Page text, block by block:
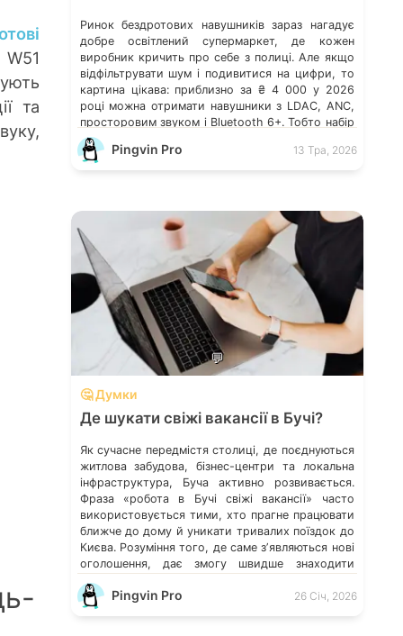
та
Ринок бездротових навушників зараз нагадує
добре освітлений супермаркет, де кожен
виробник кричить про себе з полиці. Але якщо
відфільтрувати шум і подивитися на цифри, то
картина цікава: приблизно за ₴ 4 000 у 2026
році можна отримати навушники з LDAC, ANC,
просторовим звуком і Bluetooth 6+. Тобто набір
можливостей, за який ще 2 роки тому […]
Pingvin Pro 13 Тра, 2026
💬
🤔 Думки
Де шукати свіжі вакансії в Бучі?
Як сучасне передмістя столиці, де поєднуються
житлова забудова, бізнес-центри та локальна
інфраструктура, Буча активно розвивається.
Фраза «робота в Бучі свіжі вакансії» часто
використовується тими, хто прагне працювати
ближче до дому й уникати тривалих поїздок до
Києва. Розуміння того, де саме зʼявляються нові
оголошення, дає змогу швидше знаходити
працевлаштування переважають у місті […]
Pingvin Pro 26 Січ, 2026